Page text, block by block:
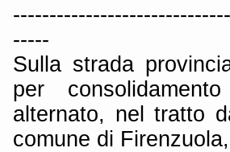
-----
Sulla strada
per
alternato, nel tratto
comune di